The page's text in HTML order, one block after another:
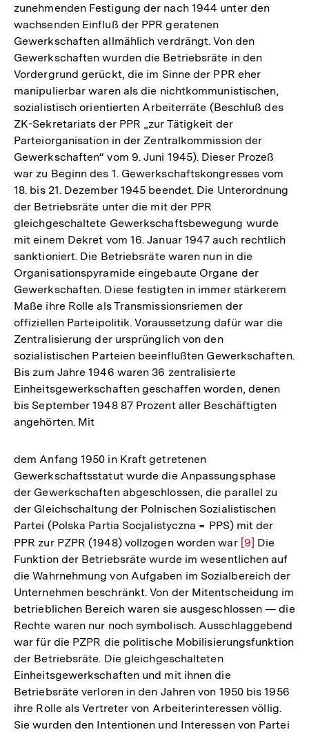
Fußnote
zunehmenden Festigung der nach 1944 unter den
wachsenden Einfluß der PPR geratenen
Gewerkschaften allmählich verdrängt. Von den
Gewerkschaften wurden die Betriebsräte in den
Vordergrund gerückt, die im Sinne der PPR eher
manipulierbar waren als die nichtkommunistischen,
sozialistisch orientierten Arbeiterräte (Beschluß des
ZK-Sekretariats der PPR „zur Tätigkeit der
Parteiorganisation in der Zentralkommission der
Gewerkschaften“ vom 9. Juni 1945). Dieser Prozeß
war zu Beginn des 1. Gewerkschaftskongresses vom
18. bis 21. Dezember 1945 beendet. Die Unterordnung
der Betriebsräte unter die mit der PPR
gleichgeschaltete Gewerkschaftsbewegung wurde
mit einem Dekret vom 16. Januar 1947 auch rechtlich
sanktioniert. Die Betriebsräte waren nun in die
Organisationspyramide eingebaute Organe der
Gewerkschaften. Diese festigten in immer stärkerem
Maße ihre Rolle als Transmissionsriemen der
offiziellen Parteipolitik. Voraussetzung dafür war die
Zentralisierung der ursprünglich von den
sozialistischen Parteien beeinflußten Gewerkschaften.
Bis zum Jahre 1946 waren 36 zentralisierte
Einheitsgewerkschaften geschaffen worden, denen
bis September 1948 87 Prozent aller Beschäftigten
angehörten. Mit
dem Anfang 1950 in Kraft getretenen
Gewerkschaftsstatut wurde die Anpassungsphase
der Gewerkschaften abgeschlossen, die parallel zu
der Gleichschaltung der Polnischen Sozialistischen
Partei (Polska Partia Socjalistyczna = PPS) mit der
PPR zur PZPR (1948) vollzogen worden war Zur
Auflösung
der
Fußnote
[9] Die
Funktion der Betriebsräte wurde im wesentlichen auf
die Wahrnehmung von Aufgaben im Sozialbereich der
Unternehmen beschränkt. Von der Mitentscheidung im
betrieblichen Bereich waren sie ausgeschlossen — die
Rechte waren nur noch symbolisch. Ausschlaggebend
war für die PZPR die politische Mobilisierungsfunktion
der Betriebsräte. Die gleichgeschalteten
Einheitsgewerkschaften und mit ihnen die
Betriebsräte verloren in den Jahren von 1950 bis 1956
ihre Rolle als Vertreter von Arbeiterinteressen völlig.
Sie wurden den Intentionen und Interessen von Partei